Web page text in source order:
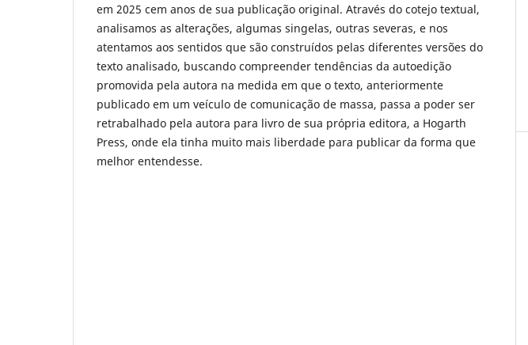
em 2025 cem anos de sua publicação original. Através do cotejo textual,
analisamos as alterações, algumas singelas, outras severas, e nos
atentamos aos sentidos que são construídos pelas diferentes versões do
texto analisado, buscando compreender tendências da autoedição
promovida pela autora na medida em que o texto, anteriormente
publicado em um veículo de comunicação de massa, passa a poder ser
retrabalhado pela autora para livro de sua própria editora, a Hogarth
Press, onde ela tinha muito mais liberdade para publicar da forma que
melhor entendesse.